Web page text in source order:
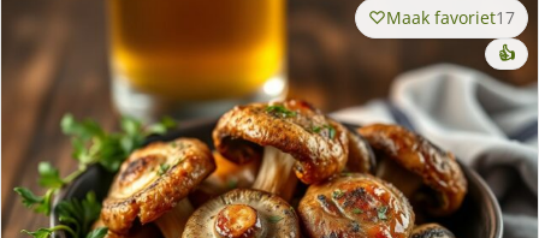
Maak favoriet17
👍